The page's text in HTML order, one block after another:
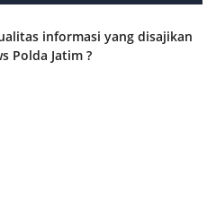
informasi yang disajikan
Polda Jatim ?